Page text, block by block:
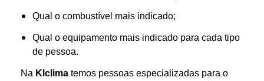
Qual o combustível mais indicado;
Qual o equipamento mais indicado para cada tipo
de pessoa.
Na Klclima temos pessoas especializadas para o